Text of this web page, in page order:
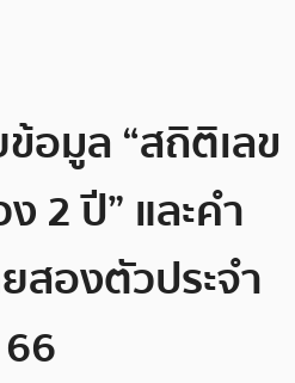
ข้อมูล “สถิติเลข
2 ปี” และคำ
สองตัวประจำ